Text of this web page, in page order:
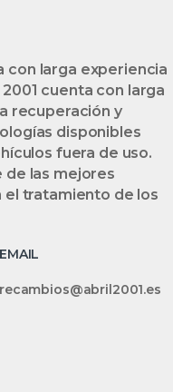
con larga experiencia
cuenta con larga
recuperación y
disponibles
fuera de uso.
de las mejores
el tratamiento de los
EMAIL
recambios@abril2001.es